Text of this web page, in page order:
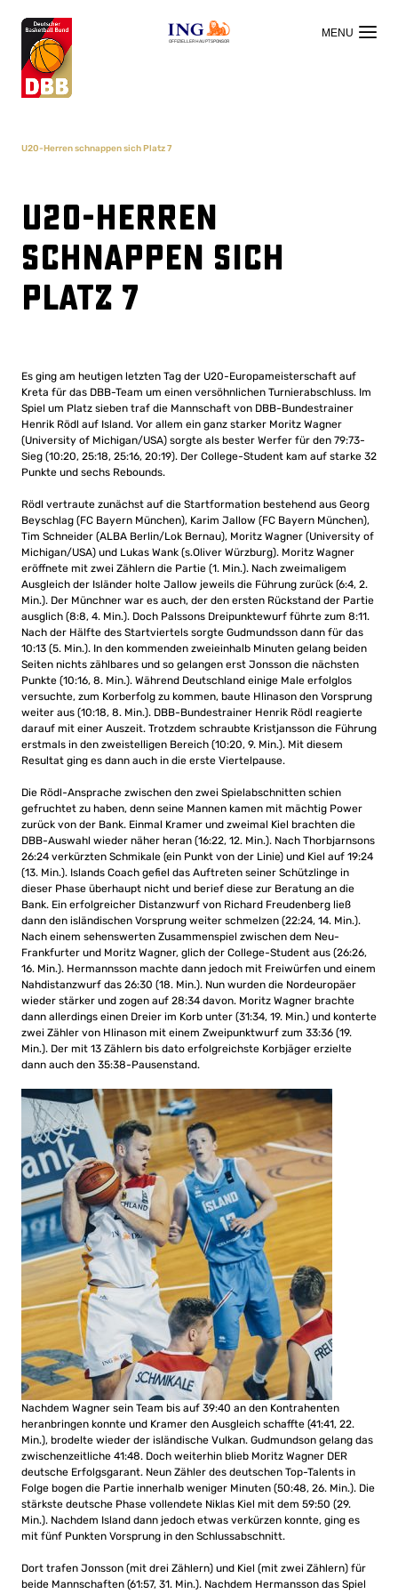
OFFIZIELLER HAUPTSPONSOR
U20-Herren schnappen sich Platz 7
U20-Herren
schnappen sich
Platz 7
Es ging am heutigen letzten Tag der U20-Europameisterschaft auf
Kreta für das DBB-Team um einen versöhnlichen Turnierabschluss. Im
Spiel um Platz sieben traf die Mannschaft von DBB-Bundestrainer
Henrik Rödl auf Island. Vor allem ein ganz starker Moritz Wagner
(University of Michigan/USA) sorgte als bester Werfer für den 79:73-
Sieg (10:20, 25:18, 25:16, 20:19). Der College-Student kam auf starke 32
Punkte und sechs Rebounds.
Rödl vertraute zunächst auf die Startformation bestehend aus Georg
Beyschlag (FC Bayern München), Karim Jallow (FC Bayern München),
Tim Schneider (ALBA Berlin/Lok Bernau), Moritz Wagner (University of
Michigan/USA) und Lukas Wank (s.Oliver Würzburg). Moritz Wagner
eröffnete mit zwei Zählern die Partie (1. Min.). Nach zweimaligem
Ausgleich der Isländer holte Jallow jeweils die Führung zurück (6:4, 2.
Min.). Der Münchner war es auch, der den ersten Rückstand der Partie
ausglich (8:8, 4. Min.). Doch Palssons Dreipunktewurf führte zum 8:11.
Nach der Hälfte des Startviertels sorgte Gudmundsson dann für das
10:13 (5. Min.). In den kommenden zweieinhalb Minuten gelang beiden
Seiten nichts zählbares und so gelangen erst Jonsson die nächsten
Punkte (10:16, 8. Min.). Während Deutschland einige Male erfolglos
versuchte, zum Korberfolg zu kommen, baute Hlinason den Vorsprung
weiter aus (10:18, 8. Min.). DBB-Bundestrainer Henrik Rödl reagierte
darauf mit einer Auszeit. Trotzdem schraubte Kristjansson die Führung
erstmals in den zweistelligen Bereich (10:20, 9. Min.). Mit diesem
Resultat ging es dann auch in die erste Viertelpause.
Die Rödl-Ansprache zwischen den zwei Spielabschnitten schien
gefruchtet zu haben, denn seine Mannen kamen mit mächtig Power
zurück von der Bank. Einmal Kramer und zweimal Kiel brachten die
DBB-Auswahl wieder näher heran (16:22, 12. Min.). Nach Thorbjarnsons
26:24 verkürzten Schmikale (ein Punkt von der Linie) und Kiel auf 19:24
(13. Min.). Islands Coach gefiel das Auftreten seiner Schützlinge in
dieser Phase überhaupt nicht und berief diese zur Beratung an die
Bank. Ein erfolgreicher Distanzwurf von Richard Freudenberg ließ
dann den isländischen Vorsprung weiter schmelzen (22:24, 14. Min.).
Nach einem sehenswerten Zusammenspiel zwischen dem Neu-
Frankfurter und Moritz Wagner, glich der College-Student aus (26:26,
16. Min.). Hermannsson machte dann jedoch mit Freiwürfen und einem
Nahdistanzwurf das 26:30 (18. Min.). Nun wurden die Nordeuropäer
wieder stärker und zogen auf 28:34 davon. Moritz Wagner brachte
dann allerdings einen Dreier im Korb unter (31:34, 19. Min.) und konterte
zwei Zähler von Hlinason mit einem Zweipunktwurf zum 33:36 (19.
Min.). Der mit 13 Zählern bis dato erfolgreichste Korbjäger erzielte
dann auch den 35:38-Pausenstand.
Nachdem Wagner sein Team bis auf 39:40 an den Kontrahenten
heranbringen konnte und Kramer den Ausgleich schaffte (41:41, 22.
Min.), brodelte wieder der isländische Vulkan. Gudmundson gelang das
zwischenzeitliche 41:48. Doch weiterhin blieb Moritz Wagner DER
deutsche Erfolgsgarant. Neun Zähler des deutschen Top-Talents in
Folge bogen die Partie innerhalb weniger Minuten (50:48, 26. Min.). Die
stärkste deutsche Phase vollendete Niklas Kiel mit dem 59:50 (29.
Min.). Nachdem Island dann jedoch etwas verkürzen konnte, ging es
mit fünf Punkten Vorsprung in den Schlussabschnitt.
Dort trafen Jonsson (mit drei Zählern) und Kiel (mit zwei Zählern) für
beide Mannschaften (61:57, 31. Min.). Nachdem Hermansson das Spiel